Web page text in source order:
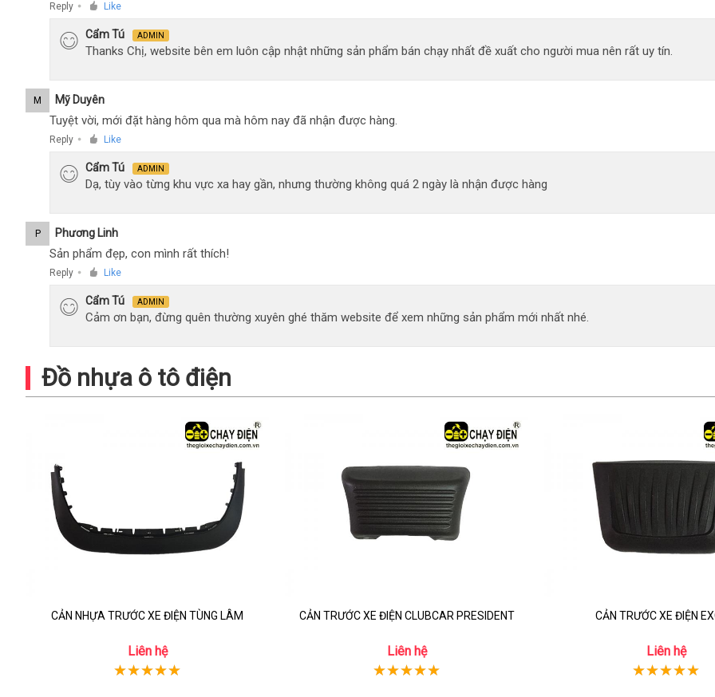
Reply ● Like
Cẩm Tú ADMIN
Thanks Chị, website bên em luôn cập nhật những sản phẩm bán chạy nhất đề xuất cho người mua nên rất uy tín.
M Mỹ Duyên
Tuyệt vời, mới đặt hàng hôm qua mà hôm nay đã nhận được hàng.
Reply ● Like
Cẩm Tú ADMIN
Dạ, tùy vào từng khu vực xa hay gần, nhưng thường không quá 2 ngày là nhận được hàng
P Phương Linh
Sản phẩm đẹp, con mình rất thích!
Reply ● Like
Cẩm Tú ADMIN
Cảm ơn bạn, đừng quên thường xuyên ghé thăm website để xem những sản phẩm mới nhất nhé.
Đồ nhựa ô tô điện
CẢN NHỰA TRƯỚC XE ĐIỆN TÙNG LÂM
Liên hệ
CẢN TRƯỚC XE ĐIỆN CLUBCAR PRESIDENT
Liên hệ
CẢN TRƯỚC XE ĐIỆN
Liên hệ